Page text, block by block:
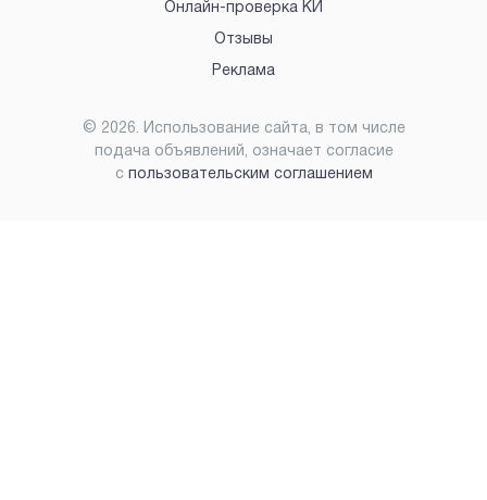
Онлайн-проверка КИ
Отзывы
Реклама
© 2026. Использование сайта, в том числе
подача объявлений, означает согласие
с пользовательским соглашением